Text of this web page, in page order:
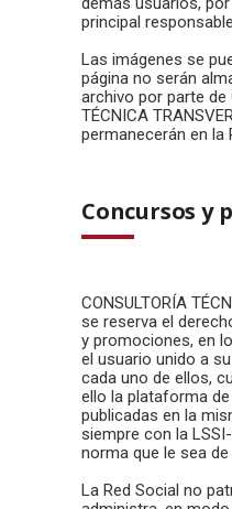
principal
Las imágenes se
página no serán
archivo por parte de
TÉCNICA
permanecerán en la
Concursos y
CONSULTORÍA
se reserva el
y promociones, en
el usuario unido a
cada uno de ellos,
ello la plataforma
publicadas en la
siempre con la
norma que le sea
La Red Social no